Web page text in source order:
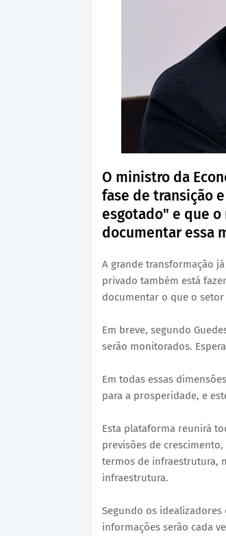
O ministro da
fase de transição
esgotado" e que
documentar essa
A grande transformação
privado também está
documentar o que o
Em breve, segundo
serão monitorados.
Em todas essas
para a prosperidade, e
Esta plataforma reunirá
previsões de
termos de infraestrutura,
infraestrutura.
Segundo os
informações serão cada